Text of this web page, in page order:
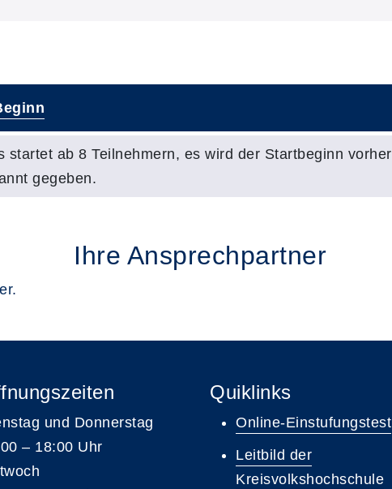
startet ab 8 Teilnehmern, es wird der Startbeginn vorher
gegeben.
Ihre Ansprechpartner
und Donnerstag
– 18:00 Uhr
Quiklinks
Online-Einstufungstest
Leitbild der
Kreisvolkshochschule